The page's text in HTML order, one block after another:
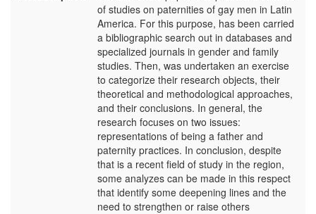
of studies on paternities of gay men in Latin
America. For this purpose, has been carried
a bibliographic search out in databases and
specialized journals in gender and family
studies. Then, was undertaken an exercise
to categorize their research objects, their
theoretical and methodological approaches,
and their conclusions. In general, the
research focuses on two issues:
representations of being a father and
paternity practices. In conclusion, despite
that is a recent field of study in the region,
some analyzes can be made in this respect
that identify some deepening lines and the
need to strengthen or raise others